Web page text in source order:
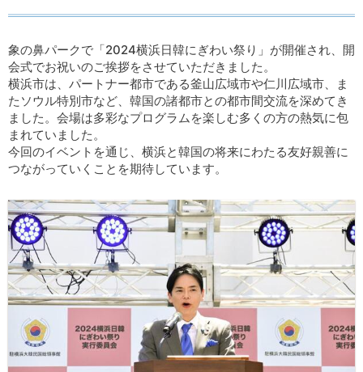
象の鼻パークで「2024横浜日韓にぎわい祭り」が開催され、開
会式でお祝いのご挨拶をさせていただきました。
横浜市は、パートナー都市である釜山広域市や仁川広域市、ま
たソウル特別市など、韓国の諸都市との都市間交流を深めてき
ました。会場は多彩なプログラムを楽しむ多くの方の熱気に包
まれていました。
今回のイベントを通じ、横浜と韓国の将来にわたる友好親善に
つながっていくことを期待しています。